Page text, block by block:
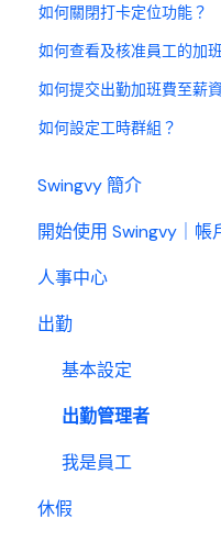
如何關閉打卡定位功能？
如何查看及核准員工的加
如何提交出勤加班費至薪
如何設定工時群組？
Swingvy 簡介
認識 Swingvy
開始使用 Swingvy｜帳
Swingvy 新手教學
人事中心
人員
公告
行事曆
績效管理
設定
出勤
基本設定
出勤管理者
我是員工
休假